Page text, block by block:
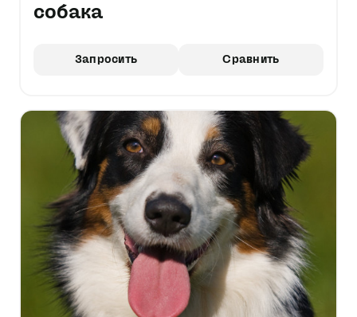
собака
Запросить Сравнить